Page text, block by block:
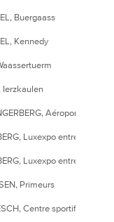
Buergaass
Kennedy
Ierzkaulen
Aéroport
Luxexpo entrée Sud
Luxexpo entrée Sud
Primeurs
Centre sportif